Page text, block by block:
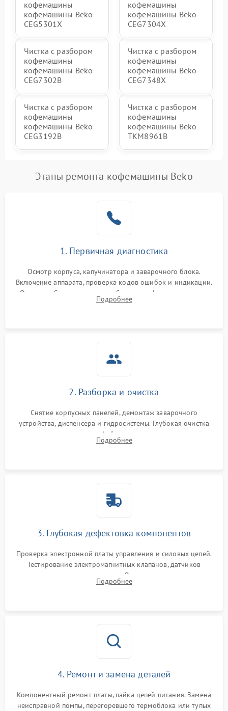
кофемашины
кофемашины Beko
CEG5301X
кофемашины
кофемашины Beko
CEG7304X
Чистка с разбором
кофемашины
кофемашины Beko
CEG7302B
Чистка с разбором
кофемашины
кофемашины Beko
CEG7348X
Чистка с разбором
кофемашины
кофемашины Beko
CEG3192B
Чистка с разбором
кофемашины
кофемашины Beko
TKM8961B
Этапы ремонта кофемашины Beko
1. Первичная диагностика
Осмотр корпуса, капучинатора и заварочного блока.
Включение аппарата, проверка кодов ошибок и индикации.
Оценка работы помпы, термоблока и кофемолки на слух.
Измерение температуры и давления воды для выявления
Подробнее
2. Разборка и очистка
Снятие корпусных панелей, демонтаж заварочного
устройства, диспенсера и гидросистемы. Глубокая очистка
внутренних узлов от кофейных масел, жмыха и накипи.
Промывка дренажных каналов и фильтров с использованием
Подробнее
3. Глубокая дефектовка компонентов
Проверка электронной платы управления и силовых цепей.
Тестирование электромагнитных клапанов, датчиков
температуры и расходомера. Оценка степени износа
жерновов кофемолки, уплотнительных колец гидросистемы
Подробнее
4. Ремонт и замена деталей
Компонентный ремонт платы, пайка цепей питания. Замена
неисправной помпы, перегоревшего термоблока или тупых